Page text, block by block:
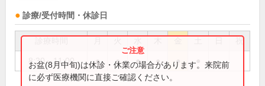
診療/受付時間・休診日
祝
8:30～11:00 ● ● ● ● ●
お盆(8月中旬)は休診・休業の場合があります。来院前
に必ず医療機関に直接ご確認ください。